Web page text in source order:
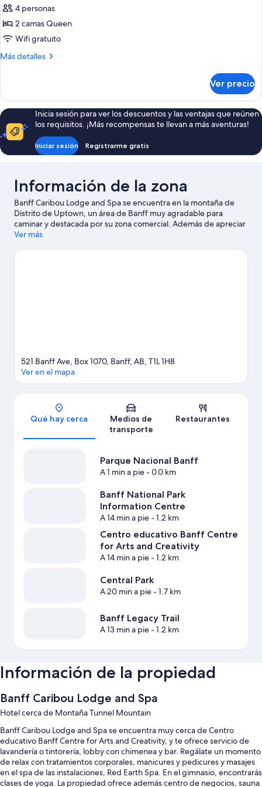
Balcony
las
fotos
de
Standard
Room
4 personas
2 camas Queen
Wifi gratuito
Más detalles
Más
Two
Queen
Room
Ver precio
Inicia sesión para ver los descuentos y las ventajas que reúnen
los requisitos. ¡Más recompensas te llevan a más aventuras!
Iniciar sesión Registrarme gratis
Información de la zona
Banff Caribou Lodge and Spa se encuentra en la montaña de
Distrito de Uptown, un área de Banff muy agradable para
caminar y destacada por su zona comercial. Además de apreciar
la belleza natural de Montaña Tunnel Mountain y Lago
pueden ir a Sunshine Village. También puedes darte una vuelta
Ver más
Sección del mapa
521 Banff Ave, Box 1070, Banff, AB, T1L 1H8
Ver en el mapa
Qué hay cerca
Medios de
transporte
Restaurantes
Parque Nacional Banff
A 1 min a pie- 0.0 km
Banff National Park
Information Centre
A 14 min a pie- 1.2 km
Centro educativo Banff Centre
for Arts and Creativity
A 14 min a pie- 1.2 km
Central Park
A 20 min a pie- 1.7 km
Banff Legacy Trail
A 13 min a pie- 1.2 km
Información de la propiedad
Banff Caribou Lodge and Spa
Hotel cerca de Montaña Tunnel Mountain
Banff Caribou Lodge and Spa se encuentra muy cerca de Centro
educativo Banff Centre for Arts and Creativity, y te ofrece servicio de
lavandería o tintorería, lobby con chimenea y bar. Regálate un momento
de relax con tratamientos corporales, manicures y pedicures y masajes
en el spa de las instalaciones, Red Earth Spa. En el gimnasio, encontrarás
clases de yoga. La propiedad ofrece además centro de negocios, sauna